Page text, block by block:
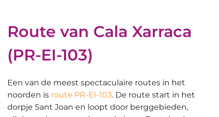
Route van Cala Xarraca
(PR-EI-103)
Een van de meest spectaculaire routes in het
noorden is route PR-EI-103. De route start in het
dorpje Sant Joan en loopt door berggebieden,